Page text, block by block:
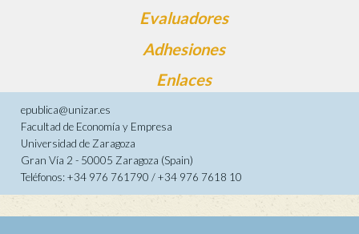
Evaluadores
Adhesiones
Enlaces
epublica@unizar.es
Facultad de Economía y Empresa
Universidad de Zaragoza
Gran Vía 2 - 50005 Zaragoza (Spain)
Teléfonos: +34 976 761790 / +34 976 7618 10